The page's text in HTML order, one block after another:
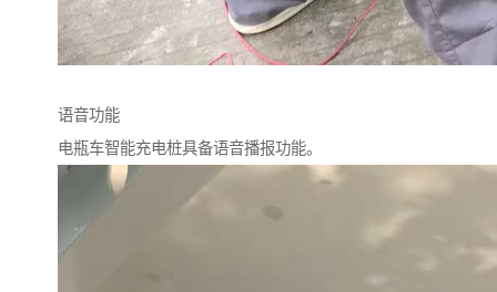
语音功能
电瓶车智能充电桩具备语音播报功能。